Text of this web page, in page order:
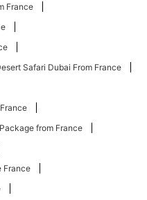
France
Safari Dubai From France
from France
France